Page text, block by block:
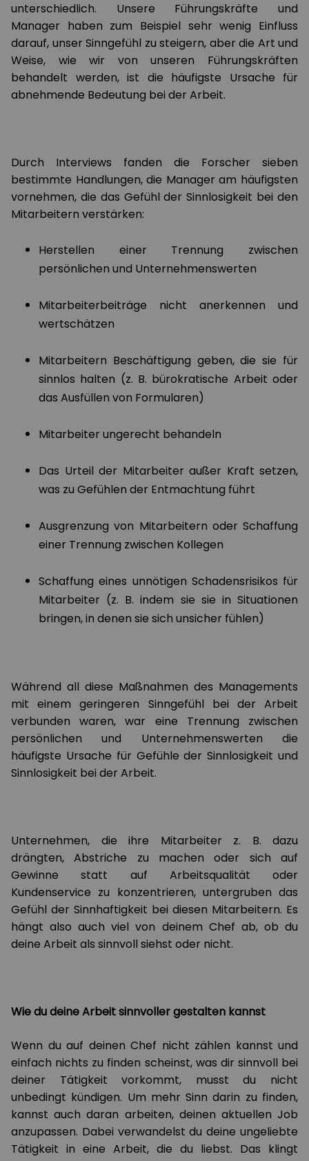
unterschiedlich. Unsere Führungskräfte und
Manager haben zum Beispiel sehr wenig Einfluss
darauf, unser Sinngefühl zu steigern, aber die Art und
Weise, wie wir von unseren Führungskräften
behandelt werden, ist die häufigste Ursache für
abnehmende Bedeutung bei der Arbeit.
Durch Interviews fanden die Forscher sieben
bestimmte Handlungen, die Manager am häufigsten
vornehmen, die das Gefühl der Sinnlosigkeit bei den
Mitarbeitern verstärken:
Herstellen einer Trennung zwischen
persönlichen und Unternehmenswerten
Mitarbeiterbeiträge nicht anerkennen und
wertschätzen
Mitarbeitern Beschäftigung geben, die sie für
sinnlos halten (z. B. bürokratische Arbeit oder
das Ausfüllen von Formularen)
Mitarbeiter ungerecht behandeln
Das Urteil der Mitarbeiter außer Kraft setzen,
was zu Gefühlen der Entmachtung führt
Ausgrenzung von Mitarbeitern oder Schaffung
einer Trennung zwischen Kollegen
Schaffung eines unnötigen Schadensrisikos für
Mitarbeiter (z. B. indem sie sie in Situationen
bringen, in denen sie sich unsicher fühlen)
Während all diese Maßnahmen des Managements
mit einem geringeren Sinngefühl bei der Arbeit
verbunden waren, war eine Trennung zwischen
persönlichen und Unternehmenswerten die
häufigste Ursache für Gefühle der Sinnlosigkeit und
Sinnlosigkeit bei der Arbeit.
Unternehmen, die ihre Mitarbeiter z. B. dazu
drängten, Abstriche zu machen oder sich auf
Gewinne statt auf Arbeitsqualität oder
Kundenservice zu konzentrieren, untergruben das
Gefühl der Sinnhaftigkeit bei diesen Mitarbeitern. Es
hängt also auch viel von deinem Chef ab, ob du
deine Arbeit als sinnvoll siehst oder nicht.
Wie du deine Arbeit sinnvoller gestalten kannst
Wenn du auf deinen Chef nicht zählen kannst und
einfach nichts zu finden scheinst, was dir sinnvoll bei
deiner Tätigkeit vorkommt, musst du nicht
unbedingt kündigen. Um mehr Sinn darin zu finden,
kannst auch daran arbeiten, deinen aktuellen Job
anzupassen. Dabei verwandelst du deine ungeliebte
Tätigkeit in eine Arbeit, die du liebst. Das klingt